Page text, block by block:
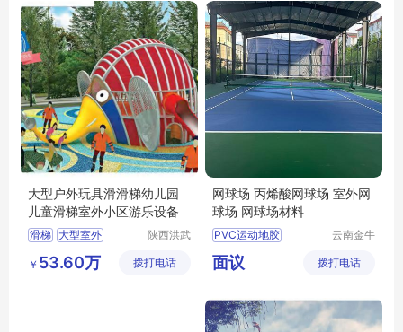
大型户外玩具滑滑梯幼儿园
儿童滑梯室外小区游乐设备
滑梯 大型室外
陕西洪武
有限公司
￥ 53.60万 拨打电话
网球场 丙烯酸网球场 室外网
球场 网球场材料
PVC运动地胶
篮球场地胶
羽毛球场地胶
云南金牛
有限公司
面议 拨打电话